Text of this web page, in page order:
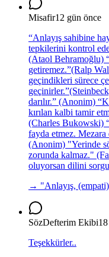
Misafir12 gün önce
“Anlayış sahibine
tepkilerini kontrol
(Ataol Behramoğlu)
getiremez.”(Ralp
geçindikleri sürece
darılır.” (Anonim)
kırılan kalbi tamir
(Charles Bukowski)
fayda etmez.
(Anonim) "Yerinde
zorunda kalmaz."
oluyorsan dilini
→ "Anlayış,
SözDefterim Ekibi
Teşekkürler..